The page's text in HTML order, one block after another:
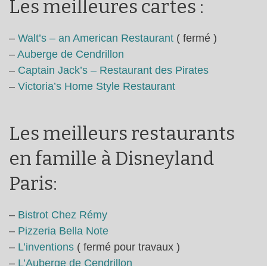
Les meilleures cartes :
– Walt’s – an American Restaurant ( fermé )
– Auberge de Cendrillon
– Captain Jack’s – Restaurant des Pirates
– Victoria’s Home Style Restaurant
Les meilleurs restaurants
en famille à Disneyland
Paris:
– Bistrot Chez Rémy
– Pizzeria Bella Note
– L’inventions ( fermé pour travaux )
– L’Auberge de Cendrillon